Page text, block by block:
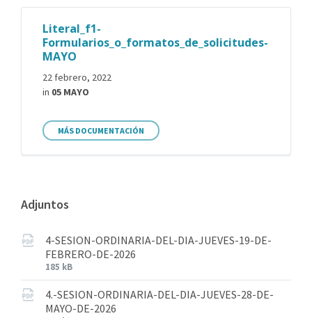
Literal_f1-
Formularios_o_formatos_de_solicitudes-
MAYO
22 febrero, 2022
in 05 MAYO
MÁS DOCUMENTACIÓN
Adjuntos
4-SESION-ORDINARIA-DEL-DIA-JUEVES-19-DE-
FEBRERO-DE-2026
185 kB
4.-SESION-ORDINARIA-DEL-DIA-JUEVES-28-DE-
MAYO-DE-2026